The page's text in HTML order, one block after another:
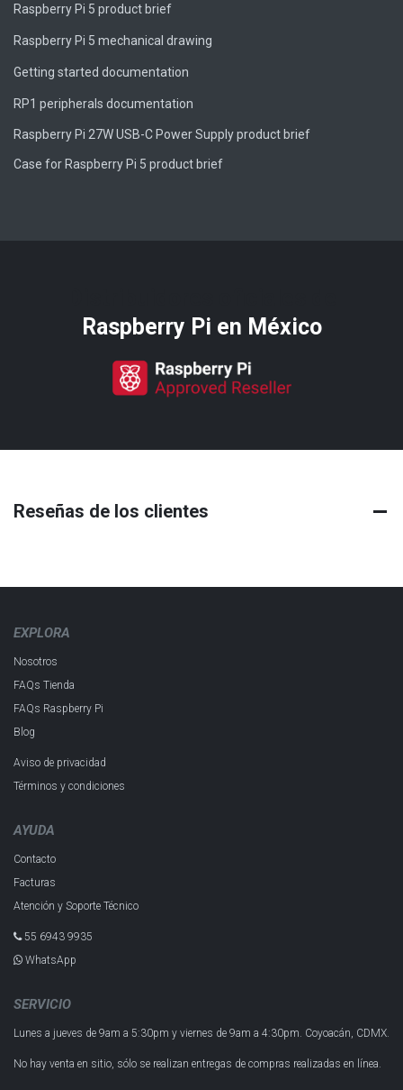
Raspberry Pi 5 product brief
Raspberry Pi 5 mechanical drawing
Getting started documentation
RP1 peripherals documentation
Raspberry Pi 27W USB-C Power Supply product brief
Case for Raspberry Pi 5 product brief
Raspberry Pi​ en México
Reseñas de los clientes
EXPLORA
Nosotros
FAQs Tienda
FAQs Raspberry Pi
Blog
Aviso de privacidad
Términos y condiciones
AYUDA
Contacto
Facturas
Atención y Soporte Técnico
55 6943 993​5
WhatsApp
SERVICIO
Lunes a jueves de 9am a 5:30pm y viernes de 9am a 4:30pm. Coyoacán, CDMX.
No hay venta en sitio, sólo se realizan entregas de compras realizadas en línea.